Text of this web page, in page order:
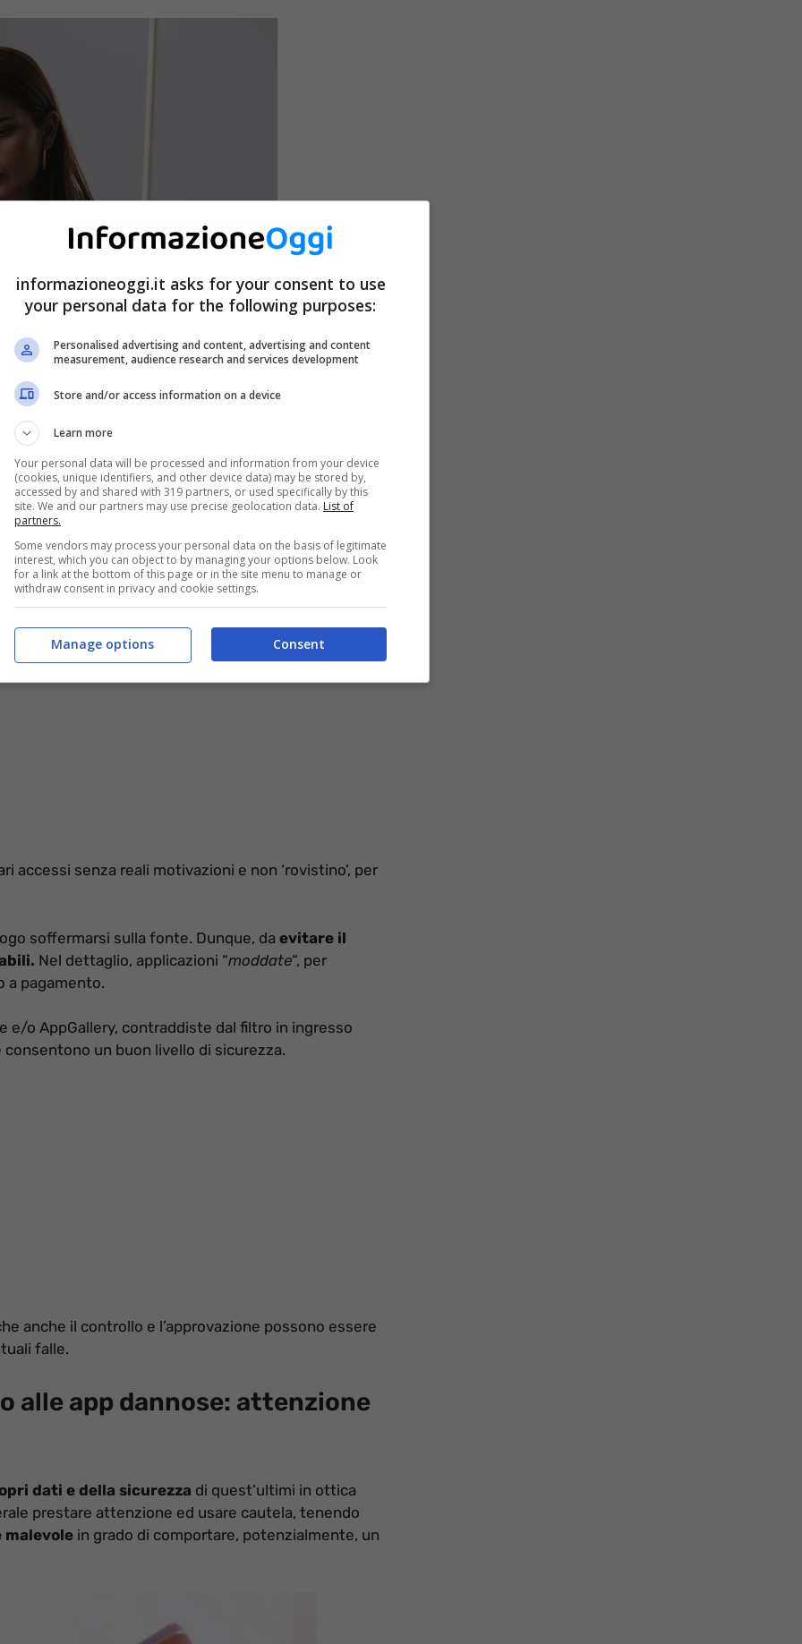
soffermarsi su quest’ultime che possono creare
recente di queste applicazioni.
modo maggiormente efficace per individuare e
più importanti regole da tener presente vi è quella
soltanto di app sicure.
accessi senza reali motivazioni e non ‘rovistino’, per
soffermarsi sulla fonte. Dunque, da evitare il
Nel dettaglio, applicazioni “moddate“, per
a pagamento.
e/o AppGallery, contraddiste dal filtro in ingresso
un buon livello di sicurezza.
anche il controllo e l’approvazione possono essere
falle.
alle app dannose: attenzione
dati e della sicurezza di quest’ultimi in ottica
prestare attenzione ed usare cautela, tenendo
malevole in grado di comportare, potenzialmente, un
informazioneoggi.it asks for your consent to use
your personal data for the following purposes:
Personalised advertising and content, advertising and content
measurement, audience research and services development
Store and/or access information on a device
Learn more
Your personal data will be processed and information from your device
(cookies, unique identifiers, and other device data) may be stored by,
accessed by and shared with 319 partners, or used specifically by this
site. We and our partners may use precise geolocation data. List of
partners.
Some vendors may process your personal data on the basis of legitimate
interest, which you can object to by managing your options below. Look
for a link at the bottom of this page or in the site menu to manage or
withdraw consent in privacy and cookie settings.
Consent
Manage options